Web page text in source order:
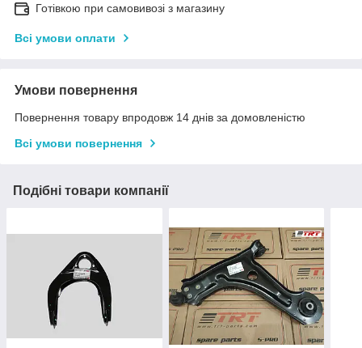
Готівкою при самовивозі з магазину
Всі умови оплати
Умови повернення
Повернення товару впродовж 14 днів за домовленістю
Всі умови повернення
Подібні товари компанії